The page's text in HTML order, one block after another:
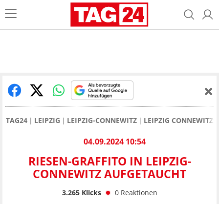
TAG24 LEIPZIG LEIPZIG-CONNEWITZ LEIPZIG CONNEWITZ:
04.09.2024 10:54
RIESEN-GRAFFITO IN LEIPZIG-
CONNEWITZ AUFGETAUCHT
3.265Klicks 0 Reaktionen